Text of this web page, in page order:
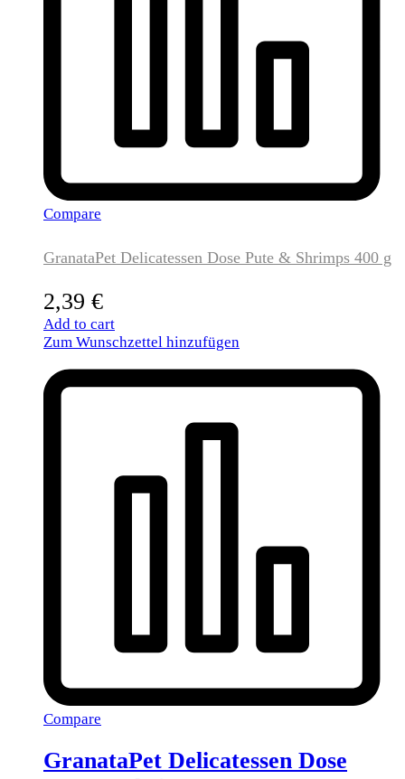
Compare
GranataPet Delicatessen Dose Pute & Shrimps 400 g
2,39 €
Add to cart
Zum Wunschzettel hinzufügen
Compare
GranataPet Delicatessen Dose